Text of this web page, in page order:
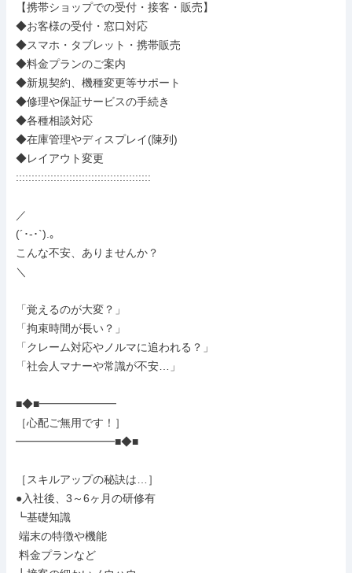
【携帯ショップでの受付・接客・販売】
◆お客様の受付・窓口対応
◆スマホ・タブレット・携帯販売
◆料金プランのご案内
◆新規契約、機種変更等サポート
◆修理や保証サービスの手続き
◆各種相談対応
◆在庫管理やディスプレイ(陳列)
◆レイアウト変更
:::::::::::::::::::::::::::::::::::::::::::
／
(´･-･`).｡
こんな不安、ありませんか？
＼
「覚えるのが大変？」
「拘束時間が長い？」
「クレーム対応やノルマに追われる？」
「社会人マナーや常識が不安…」
■◆■━━━━━━━
［心配ご無用です！］
━━━━━━━━━■◆■
［スキルアップの秘訣は…］
●入社後、3～6ヶ月の研修有
┗基礎知識